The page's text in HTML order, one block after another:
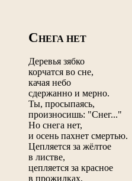
СНЕГА НЕТ
Деревья зябко
корчатся во сне,
качая небо
сдержанно и мерно.
Ты, просыпаясь,
произносишь: "Снег..."
Но снега нет,
и осень пахнет смертью.
Цепляется за жёлтое
в листве,
цепляется за красное
в прожилках,